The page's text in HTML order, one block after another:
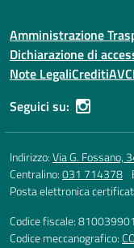
Amministrazione
Dichiarazione di
Note LegaliCrediti
Seguici su:
Indirizzo:Via G. Fossano,
Centralino:031 714378
Posta elettronica
Codice fiscale:
Codice meccanografico: